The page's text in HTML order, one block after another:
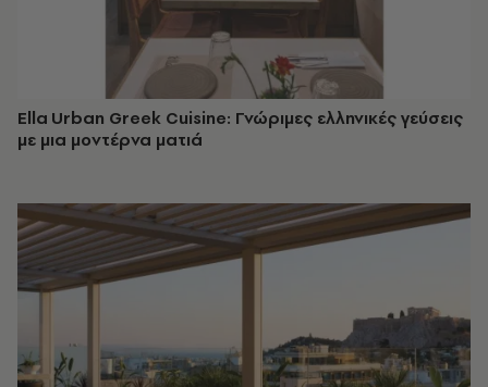
Ella Urban Greek Cuisine: Γνώριμες ελληνικές γεύσεις
με μια μοντέρνα ματιά